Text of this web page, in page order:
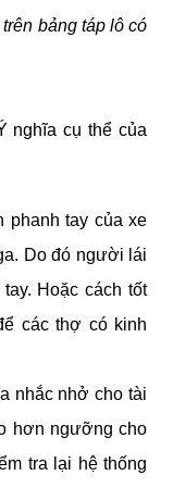
bảng táp lô có
nghĩa cụ thể của
phanh tay của xe
Do đó người lái
Hoặc cách tốt
các thợ có kinh
nhắc nhở cho tài
hơn ngưỡng cho
tra lại hệ thống